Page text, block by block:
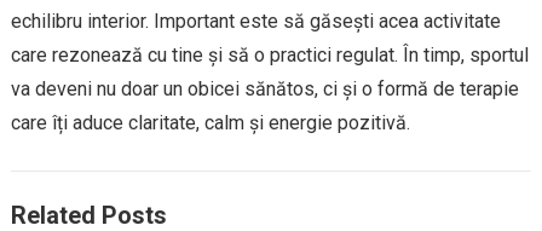
echilibru interior. Important este să găsești acea activitate
care rezonează cu tine și să o practici regulat. În timp, sportul
va deveni nu doar un obicei sănătos, ci și o formă de terapie
care îți aduce claritate, calm și energie pozitivă.
Related Posts